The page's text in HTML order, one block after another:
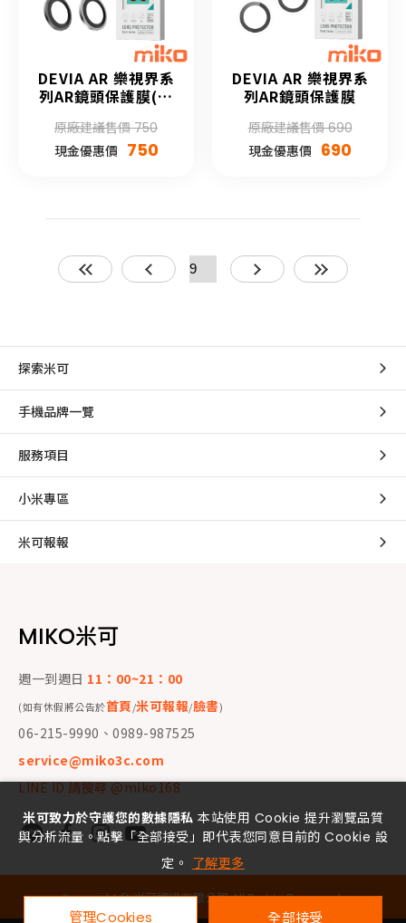
DEVIA AR 樂視界系
列AR鏡頭保護膜(金
原廠建議售價 750
現金優惠價 750
DEVIA AR 樂視界系
列AR鏡頭保護膜
原廠建議售價 690
現金優惠價 690
探索米可
手機品牌一覽
服務項目
小米專區
米可報報
MIKO米可
週一到週日 11：00~21：00
(如有休假將公告於首頁/米可報報/臉書)
06-215-9990、0989-987525
service@miko3c.com
LINE ID 請搜尋 @miko168
Copyright ©米可資訊有限公司All Rights Reserved.
米可致力於守護您的數據隱私 本站使用 Cookie 提升瀏覽品質
與分析流量。點擊「全部接受」即代表您同意目前的 Cookie 設
定。 了解更多
管理Cookies 全部接受